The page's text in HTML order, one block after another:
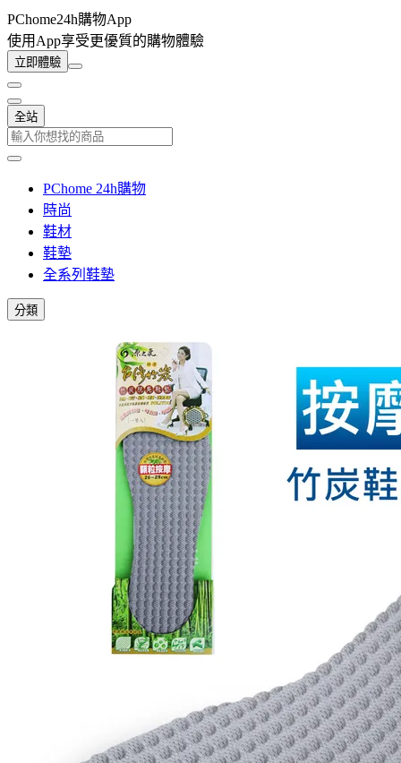
PChome24h購物App
使用App享受更優質的購物體驗
立即體驗
全站
PChome 24h購物
時尚
鞋材
鞋墊
全系列鞋墊
分類